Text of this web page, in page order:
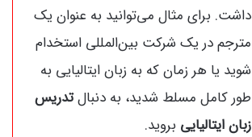
داشت. برای مثال می‌توانید به عنوان یک
مترجم در یک شرکت بین‌المللی استخدام
شوید یا هر زمان که به زبان ایتالیایی به
طور کامل مسلط شدید، به دنبالتدریس
زبان ایتالیایی بروید.